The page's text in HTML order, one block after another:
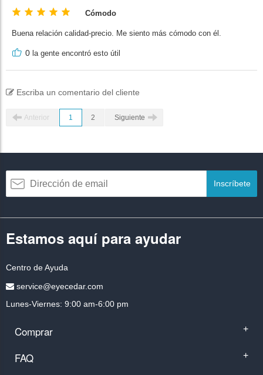
Cómodo
Buena relación calidad-precio. Me siento más cómodo con él.
0 la gente encontró esto útil
Escriba un comentario del cliente
Anterior 1 2 Siguiente
Inscríbete
Estamos aquí para ayudar
Centro de Ayuda
service@eyecedar.com
Lunes-Viernes: 9:00 am-6:00 pm
Comprar +
FAQ +